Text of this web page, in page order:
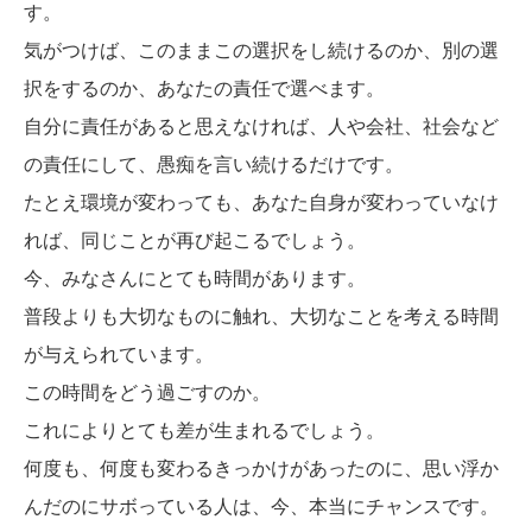
す。
気がつけば、このままこの選択をし続けるのか、別の選
択をするのか、あなたの責任で選べます。
自分に責任があると思えなければ、人や会社、社会など
の責任にして、愚痴を言い続けるだけです。
たとえ環境が変わっても、あなた自身が変わっていなけ
れば、同じことが再び起こるでしょう。
今、みなさんにとても時間があります。
普段よりも大切なものに触れ、大切なことを考える時間
が与えられています。
この時間をどう過ごすのか。
これによりとても差が生まれるでしょう。
何度も、何度も変わるきっかけがあったのに、思い浮か
んだのにサボっている人は、今、本当にチャンスです。